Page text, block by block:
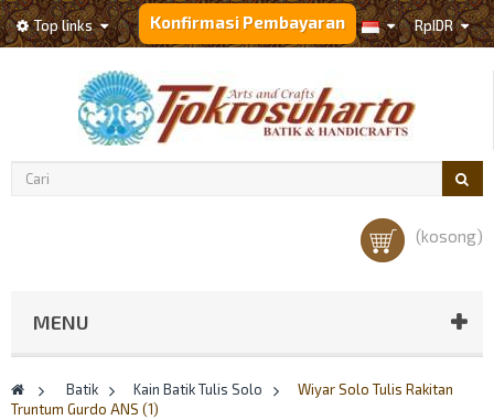
Top links Rp‎IDR
Konfirmasi Pembayaran
(kosong)
MENU
> Batik > Kain Batik Tulis Solo >
Wiyar Solo Tulis Rakitan
Truntum Gurdo ANS (1)